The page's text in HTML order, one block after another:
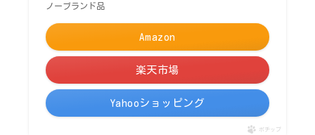
ノーブランド品
Amazon
楽天市場
Yahooショッピング
ポチップ